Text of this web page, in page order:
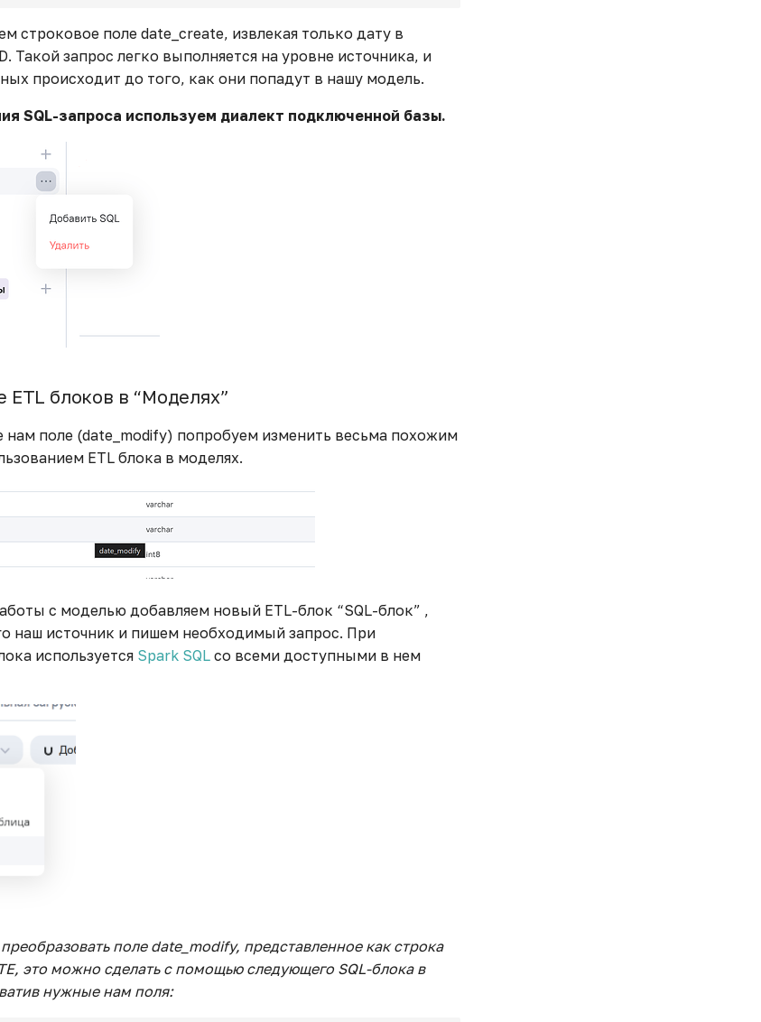
строковое поле date_create, извлекая только дату в
Такой запрос легко выполняется на уровне источника, и
происходит до того, как они попадут в нашу модель.
SQL-запроса используем диалект подключенной базы.
ETL блоков в “Моделях”
нам поле (date_modify) попробуем изменить весьма похожим
ETL блока в моделях.
с моделью добавляем новый ETL-блок “SQL-блок” ,
наш источник и пишем необходимый запрос. При
используется Spark SQL со всеми доступными в нем
поле date_modify, представленное как строка
это можно сделать с помощью следующего SQL-блока в
нужные нам поля: